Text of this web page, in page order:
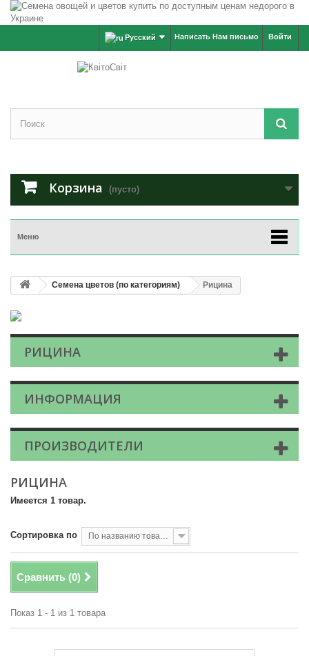
Войти
Написать Нам письмо
Русский
Корзина (пусто)
Меню
Семена цветов (по категориям) Рицина
РИЦИНА
ИНФОРМАЦИЯ
ПРОИЗВОДИТЕЛИ
РИЦИНА
Имеется 1 товар.
Сортировка по По названию товара, от А до Я
Сравнить (0)
Показ 1 - 1 из 1 товара